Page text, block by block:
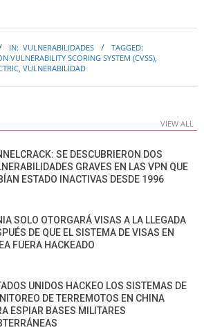
IN: VULNERABILIDADES
TAGGED:
VULNERABILITY SCORING SYSTEM (CVSS)
VULNERABILIDAD
VIEW ALL
SE DESCUBRIERON DOS
GRAVES EN LAS VPN QUE
ESTADO INACTIVAS DESDE 1996
SOLO OTORGARÁ VISAS A LA LLEGADA
DE QUE EL SISTEMA DE VISAS EN
FUERA HACKEADO
UNIDOS HACKEO LOS SISTEMAS DE
DE TERREMOTOS EN CHINA
ESPIAR BASES MILITARES